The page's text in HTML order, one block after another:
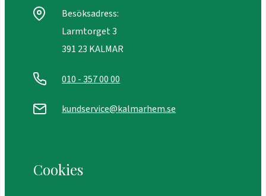
Besöksadress:
Larmtorget 3
391 23 KALMAR
010 - 357 00 00
kundservice@kalmarhem.se
Cookies